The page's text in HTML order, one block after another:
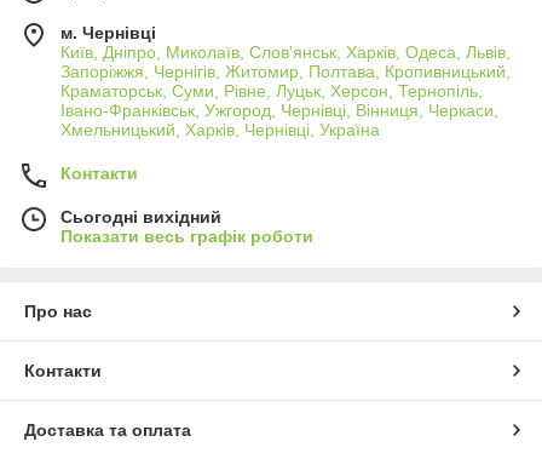
м. Чернівці
Київ, Дніпро, Миколаїв, Слов'янськ, Харків, Одеса, Львів,
Запоріжжя, Чернігів, Житомир, Полтава, Кропивницький,
Краматорськ, Суми, Рівне, Луцьк, Херсон, Тернопіль,
Івано-Франківськ, Ужгород, Чернівці, Вінниця, Черкаси,
Хмельницький, Харків, Чернівці, Україна
Контакти
Сьогодні вихідний
Показати весь графік роботи
Про нас
Контакти
Доставка та оплата